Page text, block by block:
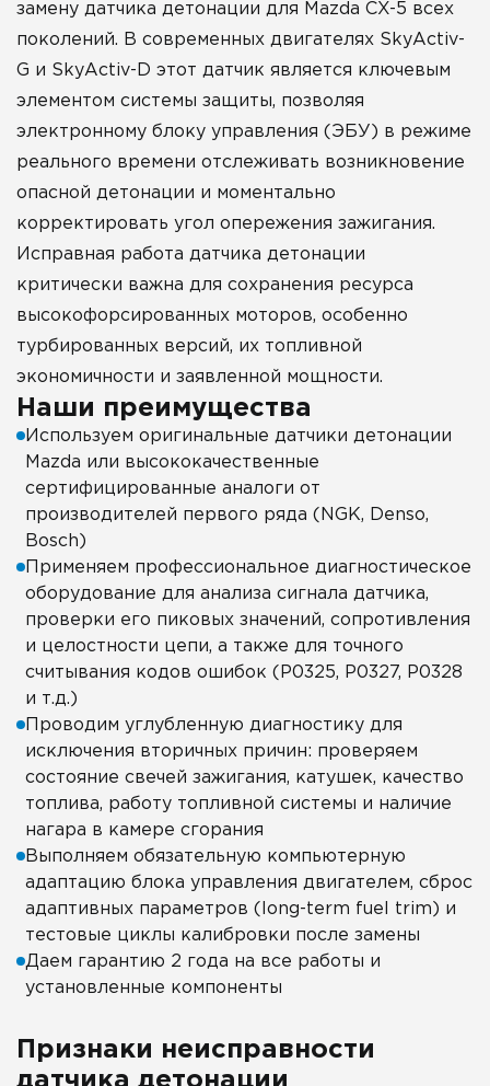
замену датчика детонации для Mazda CX-5 всех
поколений. В современных двигателях SkyActiv-
G и SkyActiv-D этот датчик является ключевым
элементом системы защиты, позволяя
электронному блоку управления (ЭБУ) в режиме
реального времени отслеживать возникновение
опасной детонации и моментально
корректировать угол опережения зажигания.
Исправная работа датчика детонации
критически важна для сохранения ресурса
высокофорсированных моторов, особенно
турбированных версий, их топливной
экономичности и заявленной мощности.
Наши преимущества
Используем оригинальные датчики детонации
Mazda или высококачественные
сертифицированные аналоги от
производителей первого ряда (NGK, Denso,
Bosch)
Применяем профессиональное диагностическое
оборудование для анализа сигнала датчика,
проверки его пиковых значений, сопротивления
и целостности цепи, а также для точного
считывания кодов ошибок (P0325, P0327, P0328
и т.д.)
Проводим углубленную диагностику для
исключения вторичных причин: проверяем
состояние свечей зажигания, катушек, качество
топлива, работу топливной системы и наличие
нагара в камере сгорания
Выполняем обязательную компьютерную
адаптацию блока управления двигателем, сброс
адаптивных параметров (long-term fuel trim) и
тестовые циклы калибровки после замены
Даем гарантию 2 года на все работы и
установленные компоненты
Признаки неисправности
датчика детонации